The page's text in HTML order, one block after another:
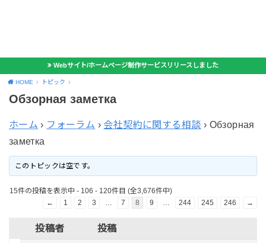
Webサイト/ホームページ制作サービスリリースしました
HOME トピック
Обзорная заметка
ホーム › フォーラム › 会社契約に関する相談 › Обзорная
заметка
このトピックは空です。
15件の投稿を表示中 - 106 - 120件目 (全3,676件中)
←
1 2 3 7 8 9 244 245 246 →
投稿者 投稿